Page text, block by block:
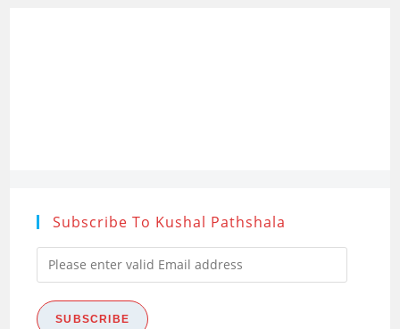
Subscribe To Kushal Pathshala
Please
enter
validSUBSCRIBE